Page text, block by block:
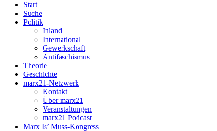
Start
Suche
Politik
Inland
International
Gewerkschaft
Antifaschismus
Theorie
Geschichte
marx21-Netzwerk
Kontakt
Über marx21
Veranstaltungen
marx21 Podcast
Marx Is’ Muss-Kongress